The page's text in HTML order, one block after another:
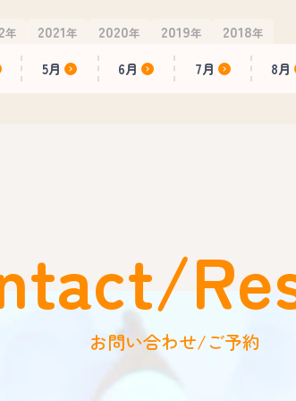
年 2021年 2020年 2019年 2018年
5月 6月 7月 8月
お問い合わせ/ご予約